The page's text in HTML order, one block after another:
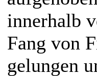
innerhalb
Fang von
gelungen